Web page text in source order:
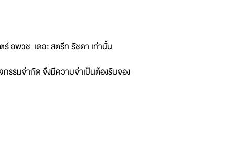
อพวช. เดอะ สตรีท รัชดา เท่านั้น
รรมจำกัด จึงมีความจำเป็นต้องรับจอง